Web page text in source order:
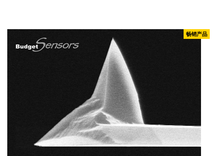
畅销产品